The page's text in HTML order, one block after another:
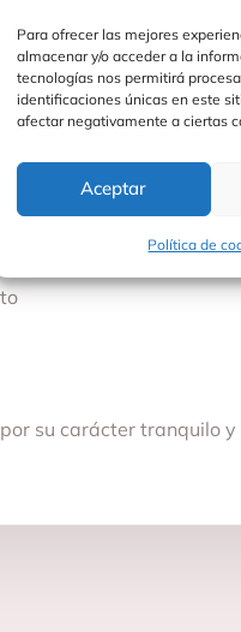
Para ofrecer las mejores
almacenar y/o acceder a la
tecnologías nos permitirá
identificaciones únicas en este
afectar negativamente a ciertas
Aceptar
Política de
su carácter